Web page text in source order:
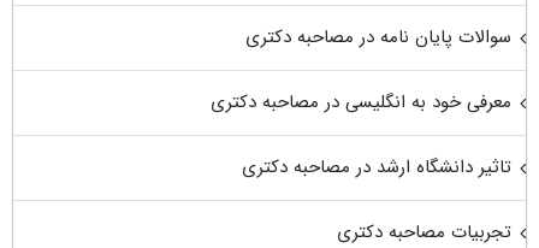
سوالات پایان نامه در مصاحبه دکتری
معرفی خود به انگلیسی در مصاحبه دکتری
تاثیر دانشگاه ارشد در مصاحبه دکتری
تجربیات مصاحبه دکتری